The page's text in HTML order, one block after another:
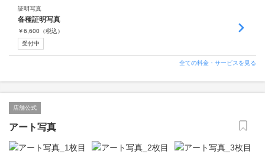
証明写真
各種証明写真
￥6,600 （税込）
受付中
全ての料金・サービスを見る
店舗公式
アート写真